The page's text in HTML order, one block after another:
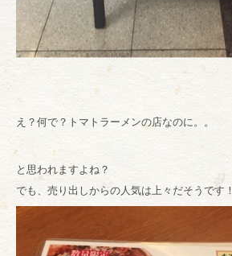
え？何で？トマトラーメンの店なのに。。
と思われますよね？
でも、売り出しからの人気は上々だそうです！